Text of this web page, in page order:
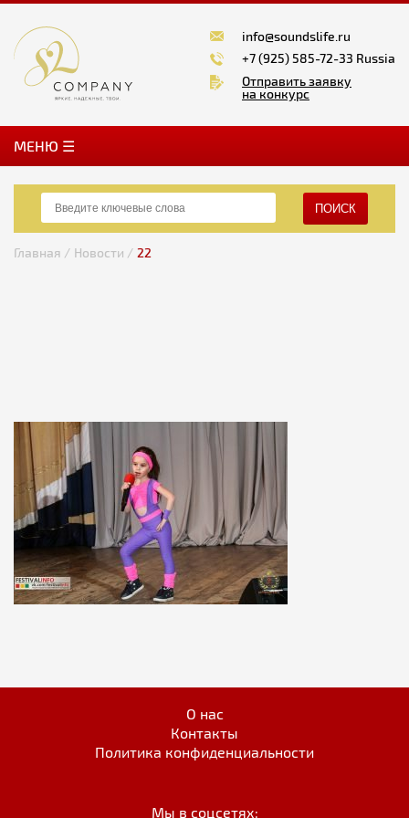
info@soundslife.ru
+7 (925) 585-72-33 Russia
Отправить заявку
на конкурс
MЕНЮ ☰
ПОИСК
Главная / Новости / 22
О нас
Контакты
Политика конфиденциальности
Мы в соцсетях: